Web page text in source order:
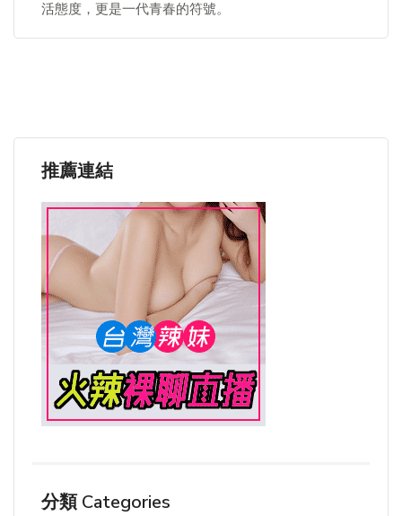
活態度，更是一代青春的符號。
推薦連結
分類 Categories